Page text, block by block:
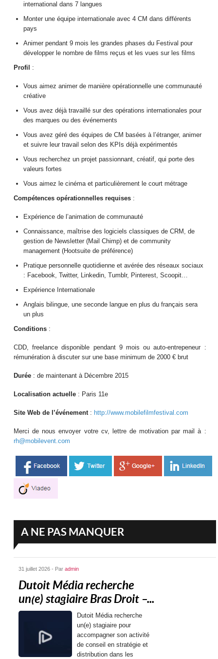
international dans 7 langues
Monter une équipe internationale avec 4 CM dans différents
pays
Animer pendant 9 mois les grandes phases du Festival pour
développer le nombre de films reçus et les vues sur les films
Profil
:
Vous aimez animer de manière opérationnelle une communauté
créative
Vous avez déjà travaillé sur des opérations internationales pour
des marques ou des événements
Vous avez géré des équipes de CM basées à l’étranger, animer
et suivre leur travail selon des KPIs déjà expérimentés
Vous recherchez un projet passionnant, créatif, qui porte des
valeurs fortes
Vous aimez le cinéma et particulièrement le court métrage
Compétences opérationnelles requises :
Expérience de l’animation de communauté
Connaissance, maîtrise des logiciels classiques de CRM, de
gestion de Newsletter (Mail Chimp) et de community
management (Hootsuite de préférence)
Pratique personnelle quotidienne et avérée des réseaux sociaux
: Facebook, Twitter, Linkedin, Tumblr, Pinterest, Scoopit…
Expérience Internationale
Anglais bilingue, une seconde langue en plus du français sera
un plus
Conditions :
CDD, freelance disponible pendant 9 mois ou auto-entrepeneur :
rémunération à discuter sur une base minimum de 2000 € brut
Durée : de maintenant à Décembre 2015
Localisation actuelle : Paris 11e
Site Web de l’événement: http://www.mobilefilmfestival.com
Merci de nous envoyer votre cv, lettre de motivation par mail à :
rh@mobilevent.com
A NE PAS MANQUER
31 juillet 2026 - Paradmin
Dutoit Média recherche
un(e) stagiaire Bras Droit –...
Dutoit Média recherche
un(e) stagiaire pour
accompagner son activité
de conseil en stratégie et
distribution dans les